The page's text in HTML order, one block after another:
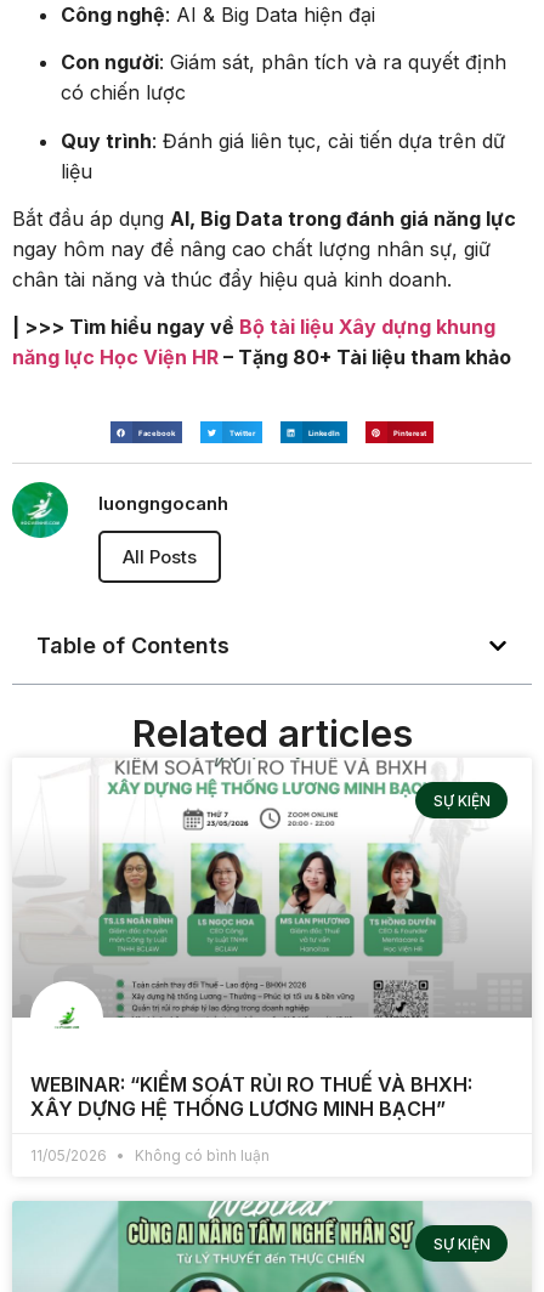
Công nghệ: AI & Big Data hiện đại
Con người: Giám sát, phân tích và ra quyết định
có chiến lược
Quy trình: Đánh giá liên tục, cải tiến dựa trên dữ
liệu
Bắt đầu áp dụng AI, Big Data trong đánh giá năng lực
ngay hôm nay để nâng cao chất lượng nhân sự, giữ
chân tài năng và thúc đẩy hiệu quả kinh doanh.
| >>> Tìm hiểu ngay về Bộ tài liệu Xây dựng khung
năng lực Học Viện HR – Tặng 80+ Tài liệu tham khảo
Facebook Twitter LinkedIn Pinterest
luongngocanh
All Posts
Table of Contents
Related articles
SỰ KIỆN
WEBINAR: “KIỂM SOÁT RỦI RO THUẾ VÀ BHXH:
XÂY DỰNG HỆ THỐNG LƯƠNG MINH BẠCH”
11/05/2026 Không có bình luận
SỰ KIỆN